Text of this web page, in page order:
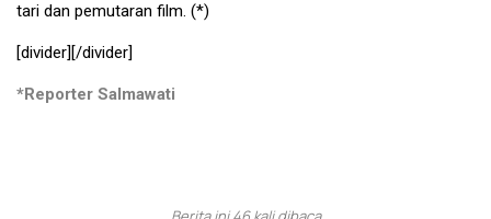
tari dan pemutaran film. (*)
[divider][/divider]
*Reporter Salmawati